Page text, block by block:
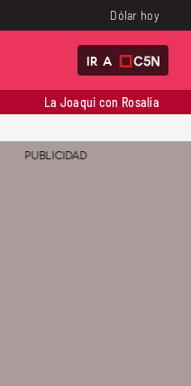
Dólar hoy
IR A
La Joaqui con Rosalía